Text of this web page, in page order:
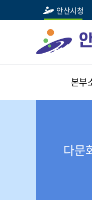
안산시청
본부
다문